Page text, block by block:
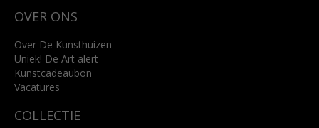
4818 SB Breda
info@kunsthuisbreda.nl
Lees meer
OVER ONS
Over De Kunsthuizen
Uniek! De Art alert
Kunstcadeaubon
Vacatures
COLLECTIE